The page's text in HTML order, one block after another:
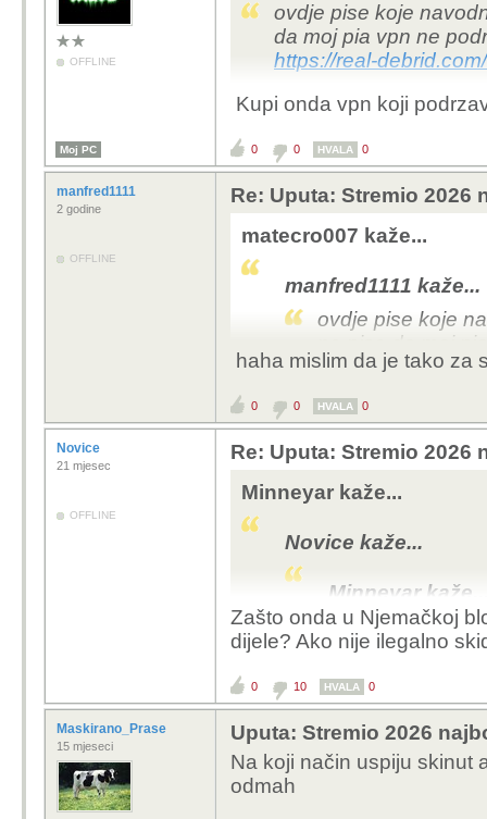
OFFLINE
ovdje pise koje
da moj pia vpn ne
https://real-
Kupi onda vpn koji
Moj PC 0 0 HVALA 0
manfred1111
2 godine
OFFLINE
Re: Uputa: Stremio 2026
matecro007 kaže...
manfred1111 kaže...
ovdje pise koje
ne,pise da moj
https://real-
Kupi onda vpn koji
haha mislim da je tako za
0 0 HVALA 0
Novice
21 mjesec
OFFLINE
Re: Uputa: Stremio 2026
Minneyar kaže...
Novice kaže...
Minneyar
Kolko ti se
= skidanje
KAZNJAVA
UPLOAD/
prihvatit
postova
neki
Zašto onda u Njemačkoj
dijele? Ako nije ilegalno
0 10 HVALA 0
Maskirano_Prase
15 mjeseci
Uputa: Stremio 2026
Na koji način uspiju skinut
odmah